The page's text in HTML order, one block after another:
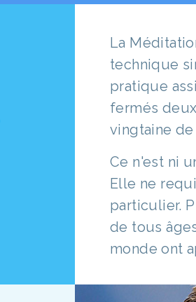
La
technique
pratique
fermés
vingtaine
Ce n'est ni
Elle ne
particulier.
de tous
monde ont